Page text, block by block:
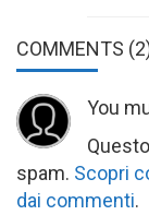
COMMENTS
You
spam. Scopri
dai commenti.